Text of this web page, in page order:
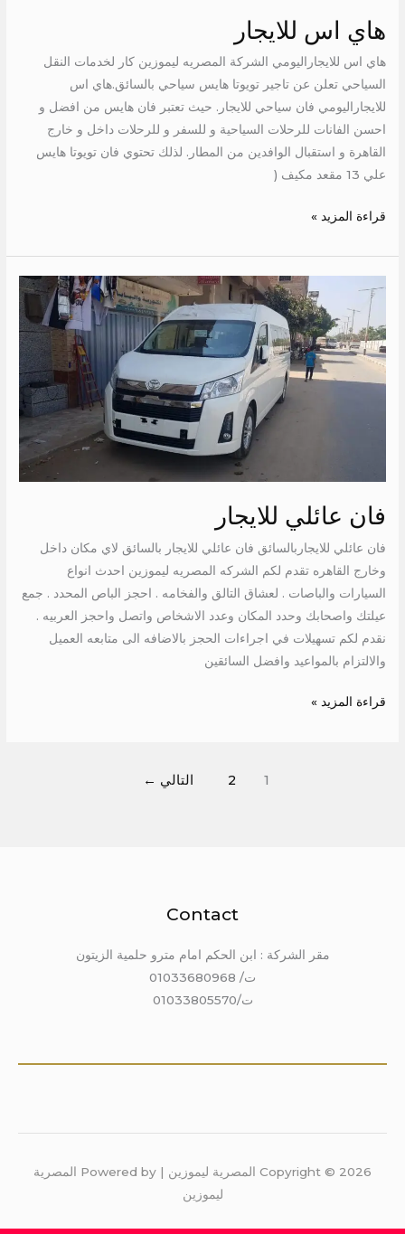
هاي اس للايجار
هاي اس للايجاراليومي الشركة المصريه ليموزين كار لخدمات النقل
السياحي تعلن عن تاجير تويوتا هايس سياحي بالسائق.هاي اس
للايجاراليومي فان سياحي للايجار. حيث تعتبر فان هايس من افضل و
احسن الفانات للرحلات السياحية و للسفر و للرحلات داخل و خارج
القاهرة و استقبال الوافدين من المطار. لذلك تحتوي فان تويوتا هايس
علي 13 مقعد مكيف (
قراءة المزيد »
فان عائلي للايجار
فان عائلي للايجاربالسائق فان عائلي للايجار بالسائق لاي مكان داخل
وخارج القاهره تقدم لكم الشركه المصريه ليموزين احدث انواع
السيارات والباصات . لعشاق التالق والفخامه . احجز الباص المحدد . جمع
عيلتك واصحابك وحدد المكان وعدد الاشخاص واتصل واحجز العربيه .
نقدم لكم تسهيلات في اجراءات الحجز بالاضافه الى متابعه العميل
والالتزام بالمواعيد وافضل السائقين
فان
عائلي
للايجار
قراءة المزيد »
1
2 التالي ←
Contact
مقر الشركة : ابن الحكم امام مترو حلمية الزيتون
ت/ 01033680968
ت/01033805570
Copyright © 2026 المصرية ليموزين | Powered by المصرية
ليموزين